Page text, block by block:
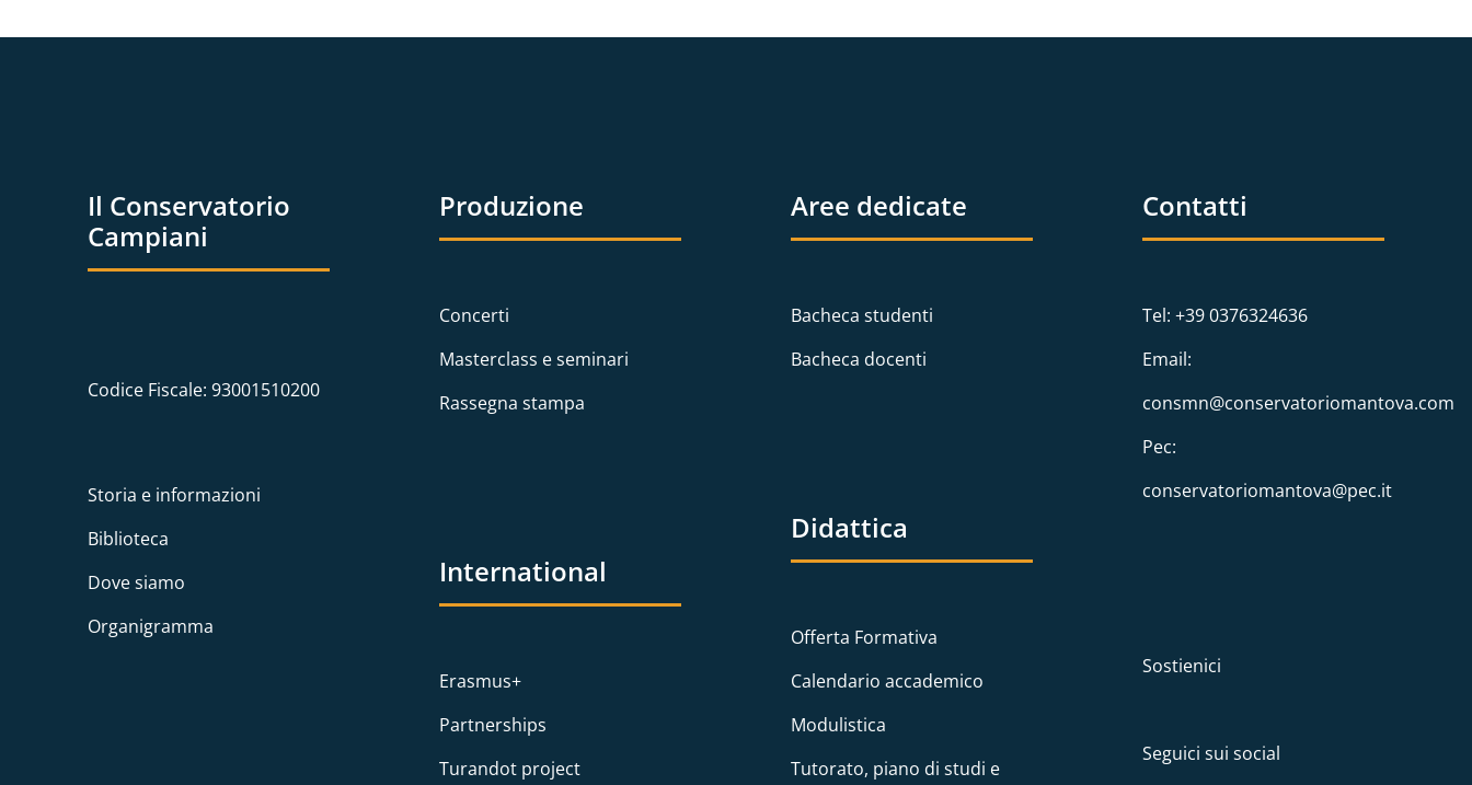
Il Conservatorio
Campiani
Codice Fiscale: 93001510200
Storia e informazioni
Biblioteca
Dove siamo
Organigramma
Produzione
Concerti
Masterclass e seminari
Rassegna stampa
International
Erasmus+
Partnerships
Turandot project
Aree dedicate
Bacheca studenti
Bacheca docenti
Didattica
Offerta Formativa
Calendario accademico
Modulistica
Tutorato, piano di studi e
Contatti
Tel: +39 0376324636
Email:
consmn@conservatoriomantova.com
Pec:
conservatoriomantova@pec.it
Sostienici
Seguici sui social